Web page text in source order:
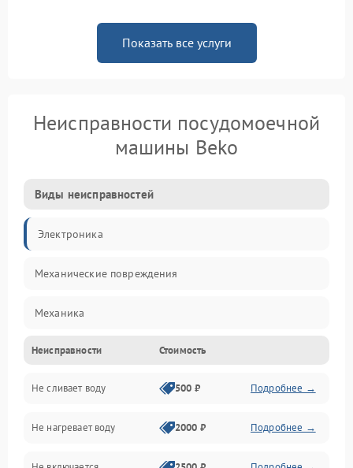
Показать все услуги
Неисправности посудомоечной
машины Beko
Виды неисправностей
Электроника
Механические повреждения
Механика
Управление
Электропитание
Датчики
Неисправности Стоимость
Не сливает воду 500 ₽ Подробнее →
Не нагревает воду 2000 ₽ Подробнее →